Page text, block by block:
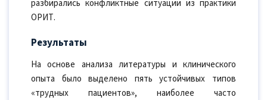
разбирались конфликтные ситуации из практики
ОРИТ.
Результаты
На основе анализа литературы и клинического
опыта было выделено пять устойчивых типов
«трудных пациентов», наиболее часто